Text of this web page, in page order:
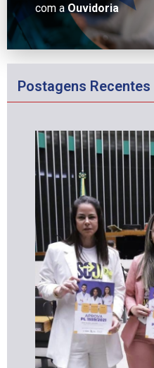
com a Ouvidoria
Postagens Recentes